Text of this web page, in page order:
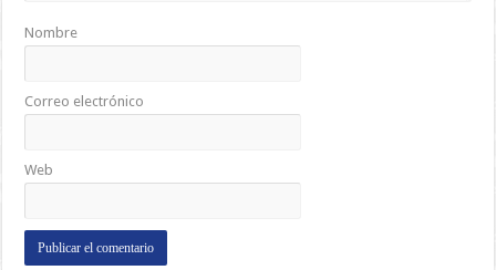
Nombre
Correo electrónico
Web